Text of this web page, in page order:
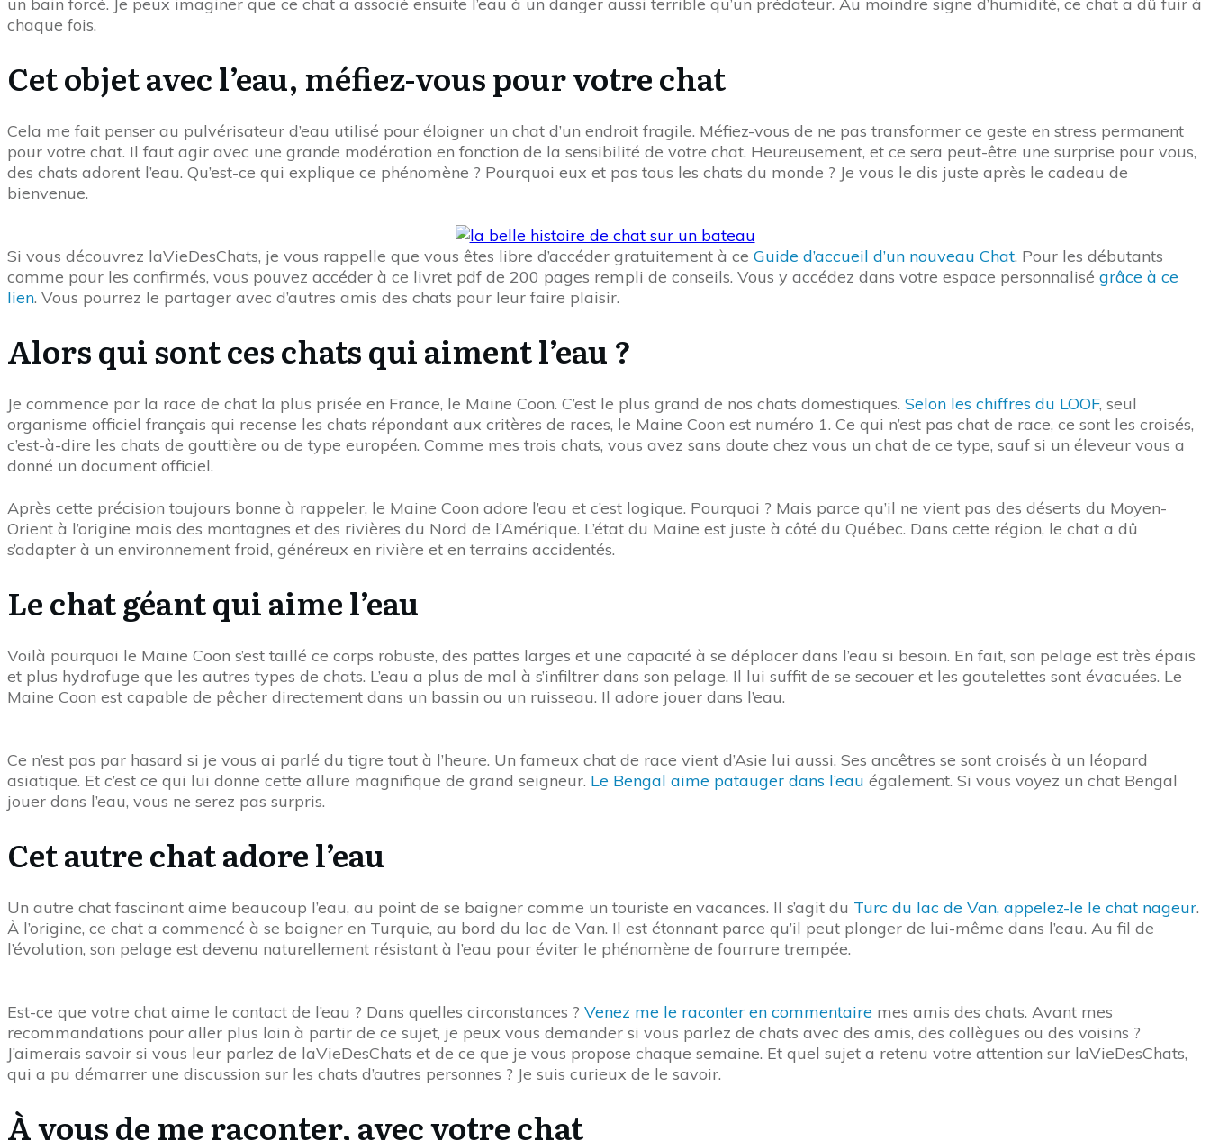
chaque fois.
Cet objet avec l’eau, méfiez-vous pour votre chat
Cela me fait penser au pulvérisateur d’eau utilisé pour éloigner un chat d’un endroit fragile. Méfiez-vous de ne pas transformer ce geste en stress permanent
pour votre chat. Il faut agir avec une grande modération en fonction de la sensibilité de votre chat. Heureusement, et ce sera peut-être une surprise pour vous,
des chats adorent l’eau. Qu’est-ce qui explique ce phénomène ? Pourquoi eux et pas tous les chats du monde ? Je vous le dis juste après le cadeau de
bienvenue.
Si vous découvrez laVieDesChats, je vous rappelle que vous êtes libre d’accéder gratuitement à ce Guide d’accueil d’un nouveau Chat. Pour les débutants
comme pour les confirmés, vous pouvez accéder à ce livret pdf de 200 pages rempli de conseils. Vous y accédez dans votre espace personnalisé grâce à ce
lien. Vous pourrez le partager avec d’autres amis des chats pour leur faire plaisir.
Alors qui sont ces chats qui aiment l’eau ?
Je commence par la race de chat la plus prisée en France, le Maine Coon. C’est le plus grand de nos chats domestiques. Selon les chiffres du LOOF, seul
organisme officiel français qui recense les chats répondant aux critères de races, le Maine Coon est numéro 1. Ce qui n’est pas chat de race, ce sont les croisés,
c’est-à-dire les chats de gouttière ou de type européen. Comme mes trois chats, vous avez sans doute chez vous un chat de ce type, sauf si un éleveur vous a
donné un document officiel.
Après cette précision toujours bonne à rappeler, le Maine Coon adore l’eau et c’est logique. Pourquoi ? Mais parce qu’il ne vient pas des déserts du Moyen-
Orient à l’origine mais des montagnes et des rivières du Nord de l’Amérique. L’état du Maine est juste à côté du Québec. Dans cette région, le chat a dû
s’adapter à un environnement froid, généreux en rivière et en terrains accidentés.
Le chat géant qui aime l’eau
Voilà pourquoi le Maine Coon s’est taillé ce corps robuste, des pattes larges et une capacité à se déplacer dans l’eau si besoin. En fait, son pelage est très épais
et plus hydrofuge que les autres types de chats. L’eau a plus de mal à s’infiltrer dans son pelage. Il lui suffit de se secouer et les goutelettes sont évacuées. Le
Maine Coon est capable de pêcher directement dans un bassin ou un ruisseau. Il adore jouer dans l’eau.
Ce n’est pas par hasard si je vous ai parlé du tigre tout à l’heure. Un fameux chat de race vient d’Asie lui aussi. Ses ancêtres se sont croisés à un léopard
asiatique. Et c’est ce qui lui donne cette allure magnifique de grand seigneur. Le Bengal aime patauger dans l’eau également. Si vous voyez un chat Bengal
jouer dans l’eau, vous ne serez pas surpris.
Cet autre chat adore l’eau
Un autre chat fascinant aime beaucoup l’eau, au point de se baigner comme un touriste en vacances. Il s’agit du Turc du lac de Van, appelez-le le chat nageur.
À l’origine, ce chat a commencé à se baigner en Turquie, au bord du lac de Van. Il est étonnant parce qu’il peut plonger de lui-même dans l’eau. Au fil de
l’évolution, son pelage est devenu naturellement résistant à l’eau pour éviter le phénomène de fourrure trempée.
Est-ce que votre chat aime le contact de l’eau ? Dans quelles circonstances ? Venez me le raconter en commentaire mes amis des chats. Avant mes
recommandations pour aller plus loin à partir de ce sujet, je peux vous demander si vous parlez de chats avec des amis, des collègues ou des voisins ?
J’aimerais savoir si vous leur parlez de laVieDesChats et de ce que je vous propose chaque semaine. Et quel sujet a retenu votre attention sur laVieDesChats,
qui a pu démarrer une discussion sur les chats d’autres personnes ? Je suis curieux de le savoir.
À vous de me raconter, avec votre chat